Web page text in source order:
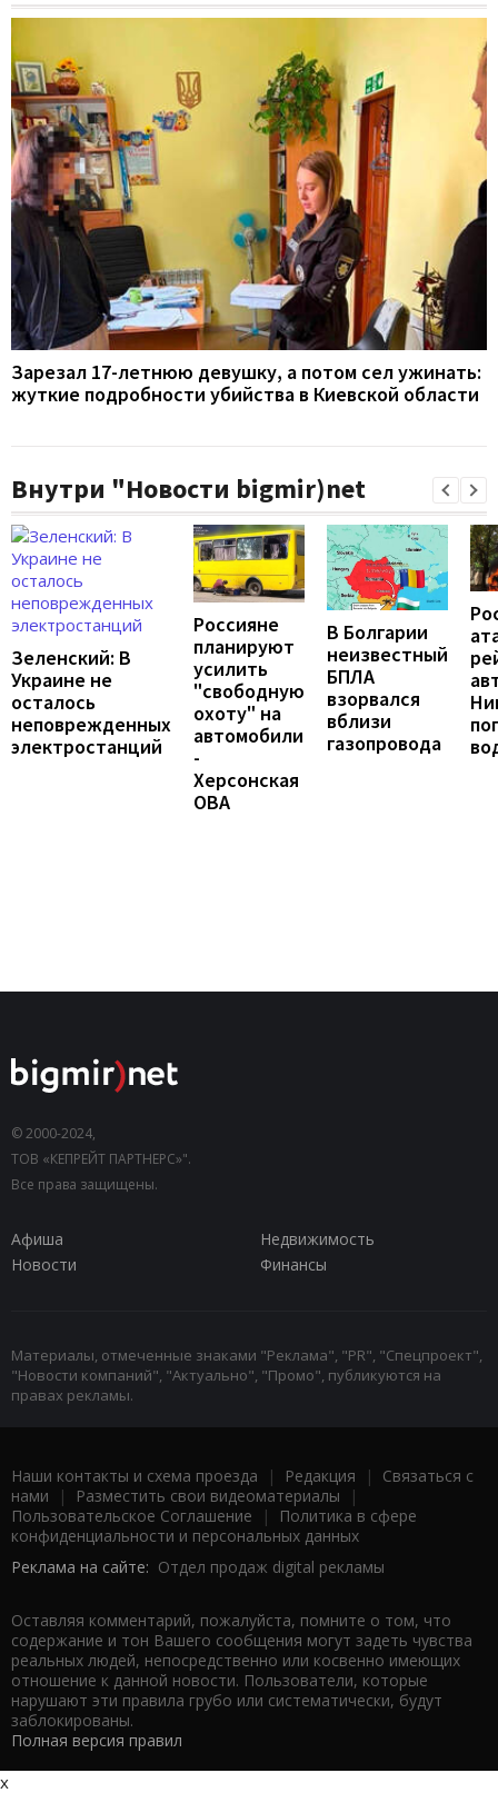
Зарезал 17-летнюю девушку, а потом сел ужинать:
жуткие подробности убийства в Киевской области
Внутри "Новости bigmir)net
Зеленский: В
Украине не
осталось
неповрежденных
электростанций
Россияне
планируют
усилить
"свободную
охоту" на
автомобили
-
Херсонская
ОВА
В Болгарии
неизвестный
БПЛА
взорвался
вблизи
газопровода
© 2000-2024,
ТОВ «КЕПРЕЙТ ПАРТНЕРС»".
Все права защищены.
Афиша
Недвижимость
Новости
Финансы
Материалы, отмеченные знаками "Реклама", "PR", "Спецпроект",
"Новости компаний", "Актуально", "Промо", публикуются на
правах рекламы.
Наши контакты и схема проезда | Редакция | Связаться с
нами | Разместить свои видеоматериалы |
Пользовательское Соглашение |
Политика в сфере
конфиденциальности и персональных данных
Реклама на сайте: Отдел продаж digital рекламы
Оставляя комментарий, пожалуйста, помните о том, что
содержание и тон Вашего сообщения могут задеть чувства
реальных людей, непосредственно или косвенно имеющих
отношение к данной новости. Пользователи, которые
нарушают эти правила грубо или систематически, будут
заблокированы.
Полная версия правил
x